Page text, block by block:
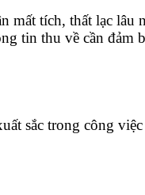
tích, thất lạc lâu
tin thu về cần đảm
sắc trong công